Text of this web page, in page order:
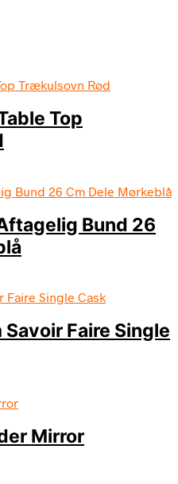
Top
Bund 26
Savoir Faire Single
Mirror